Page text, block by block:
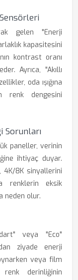
gelen "Enerji
kapasitesini
kontrast oranı
Ayrıca, "Akıllı
oda ışığına
renk dengesini
Sorunları
paneller, verinin
ihtiyaç duyar.
4K/8K sinyallerini
renklerin eksik
neden olur.
veya "Eco"
ziyade enerji
veya film
renk derinliğinin